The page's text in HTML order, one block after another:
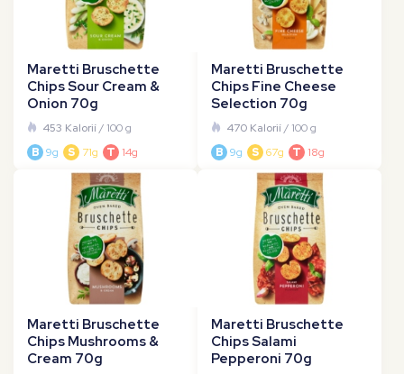
Maretti Bruschette
Chips Sour Cream &
Onion 70g
453 Kalorií/ 100 g
B 9g S 71g T 14g
Maretti Bruschette
Chips Fine Cheese
Selection 70g
470 Kalorií/ 100 g
B 9g S 67g T 18g
Maretti Bruschette
Chips Mushrooms &
Cream 70g
Maretti Bruschette
Chips Salami
Pepperoni 70g